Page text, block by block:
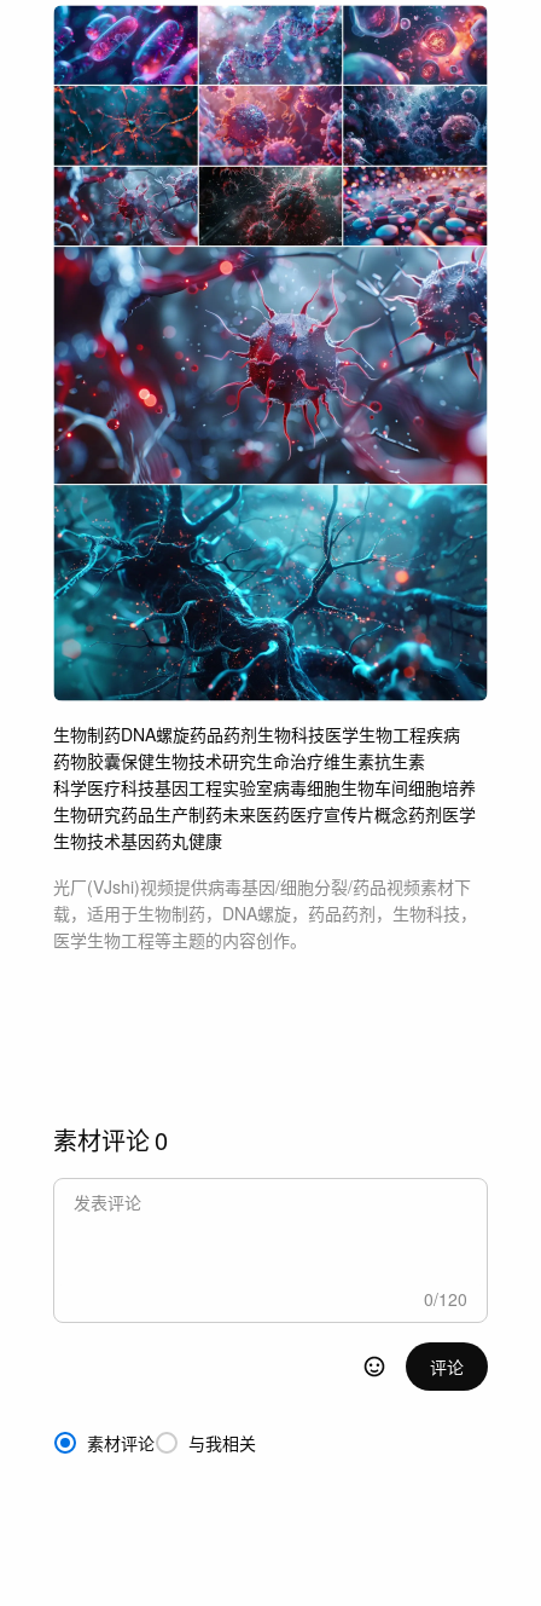
生物制药DNA螺旋药品药剂生物科技医学生物工程疾病
药物胶囊保健生物技术研究生命治疗维生素抗生素
科学医疗科技基因工程实验室病毒细胞生物车间细胞培养
生物研究药品生产制药未来医药医疗宣传片概念药剂医学
生物技术基因药丸健康
光厂(VJshi)视频提供病毒基因/细胞分裂/药品视频素材下
载，适用于生物制药，DNA螺旋，药品药剂，生物科技，
医学生物工程等主题的内容创作。
素材评论0
0/120
评论
素材评论 与我相关